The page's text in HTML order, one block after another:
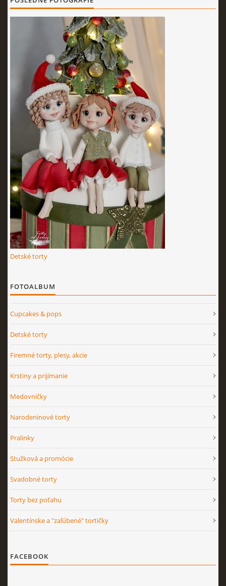
KURZY - ŠKOLENIA
Torty od Lorny
Prievidza
0911494673
tortyodlorny@gmail.com
© 2026 eStránky.sk|RSS|Aktualizované 4. 11. 2025
Detské torty
FOTOALBUM
Cupcakes & pops
Detské torty
Firemné torty, plesy, akcie
Krstiny a prijímanie
Medovníčky
Narodeninové torty
Pralinky
Stužková a promócie
Svadobné torty
Torty bez poťahu
Valentínske a "zaľúbené" tortičky
FACEBOOK